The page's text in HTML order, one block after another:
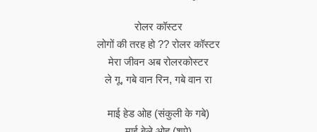
रोलर कॉस्टर
लोगों की तरह हो ?? रोलर कॉस्टर
मेरा जीवन अब रोलरकोस्टर
ले गू, गबे वान रिन, गबे वान रा
माई हेड ओह (संकुली के गबे)